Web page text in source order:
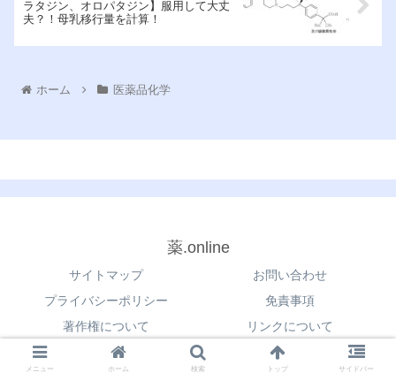
ラタジン、オロパタジン】服用して大丈
夫？！母乳移行量を計算！
ホーム 医薬品化学
薬.online
サイトマップ
お問い合わせ
プライバシーポリシー
免責事項
著作権について
リンクについて
© 2021 薬.online.
メニュー ホーム 検索 トップ サイドバー